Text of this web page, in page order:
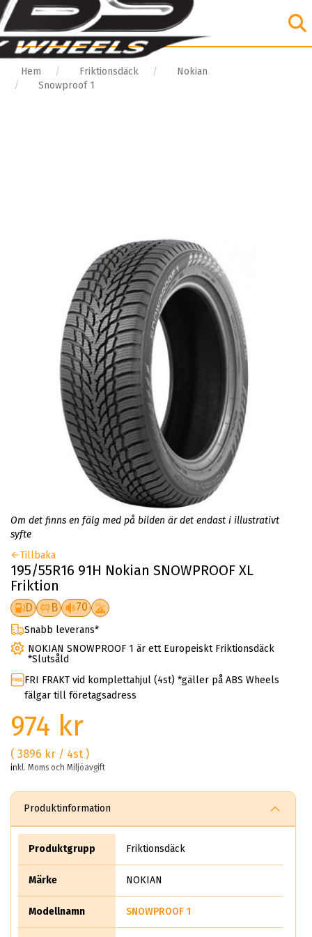
Hem Friktionsdäck
Nokian
Snowproof 1
Om det finns en fälg med på bilden är det endast i illustrativt
syfte
Tillbaka
195/55R16 91H Nokian SNOWPROOF XL
Friktion
D B 70
Snabb leverans*
NOKIAN SNOWPROOF 1 är ett Europeiskt Friktionsdäck
*Slutsåld
FRI FRAKT vid komplettahjul (4st) *gäller på ABS Wheels
fälgar till företagsadress
974 kr
( 3896 kr / 4st )
inkl. Moms och Miljöavgift
Produktinformation
Produktgrupp Friktionsdäck
Märke NOKIAN
Modellnamn SNOWPROOF 1